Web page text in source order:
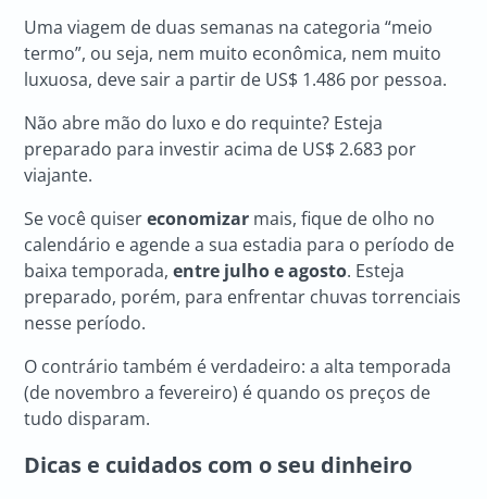
Uma viagem de duas semanas na categoria “meio
termo”, ou seja, nem muito econômica, nem muito
luxuosa, deve sair a partir de US$ 1.486 por pessoa.
Não abre mão do luxo e do requinte? Esteja
preparado para investir acima de US$ 2.683 por
viajante.
Se você quisereconomizar mais, fique de olho no
calendário e agende a sua estadia para o período de
baixa temporada,entre julho e agosto. Esteja
preparado, porém, para enfrentar chuvas torrenciais
nesse período.
O contrário também é verdadeiro: a alta temporada
(de novembro a fevereiro) é quando os preços de
tudo disparam.
Dicas e cuidados com o seu dinheiro